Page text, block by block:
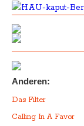
Anderen:
Das Filter
Calling In A Favor